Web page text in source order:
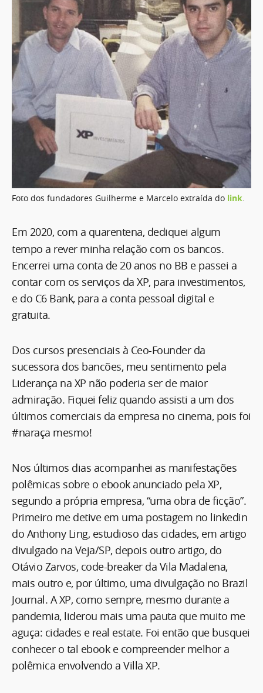
Foto dos fundadores Guilherme e Marcelo extraída do link.
Em 2020, com a quarentena, dediquei algum
tempo a rever minha relação com os bancos.
Encerrei uma conta de 20 anos no BB e passei a
contar com os serviços da XP, para investimentos,
e do C6 Bank, para a conta pessoal digital e
gratuita.
Dos cursos presenciais à Ceo-Founder da
sucessora dos bancões, meu sentimento pela
Liderança na XP não poderia ser de maior
admiração. Fiquei feliz quando assisti a um dos
últimos comerciais da empresa no cinema, pois foi
#naraça mesmo!
Nos últimos dias acompanhei as manifestações
polêmicas sobre o ebook anunciado pela XP,
segundo a própria empresa, “uma obra de ficção”.
Primeiro me detive em uma postagem no linkedin
do Anthony Ling, estudioso das cidades, em artigo
divulgado na Veja/SP, depois outro artigo, do
Otávio Zarvos, code-breaker da Vila Madalena,
mais outro e, por último, uma divulgação no Brazil
Journal. A XP, como sempre, mesmo durante a
pandemia, liderou mais uma pauta que muito me
aguça: cidades e real estate. Foi então que busquei
conhecer o tal ebook e compreender melhor a
polêmica envolvendo a Villa XP.